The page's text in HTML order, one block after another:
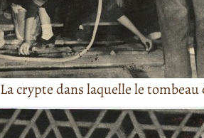
La crypte dans laquelle le